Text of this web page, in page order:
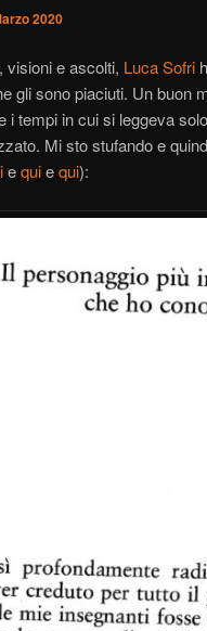
2020
visioni e ascolti, Luca Sofri
gli sono piaciuti. Un buon
i tempi in cui si leggeva
Mi sto stufando e
equiequi):